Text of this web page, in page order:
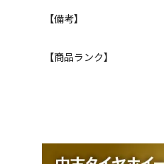
【備考】
【商品ランク】